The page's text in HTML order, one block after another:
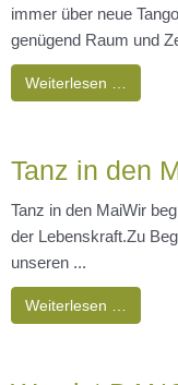
immer über neue
genügend Raum und
Weiterlesen …
Tanz in den
Tanz in den MaiWir
der Lebenskraft.Zu
unseren ...
Weiterlesen …